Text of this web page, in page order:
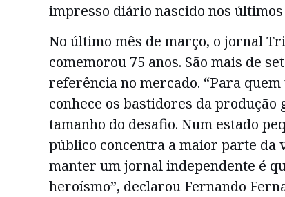
impresso diário nascido nos últimos
No último mês de março, o jornal
comemorou 75 anos. São mais de
referência no mercado. “Para
conhece os bastidores da produção
tamanho do desafio. Num estado
público concentra a maior parte da
manter um jornal independente é
heroísmo”, declarou Fernando